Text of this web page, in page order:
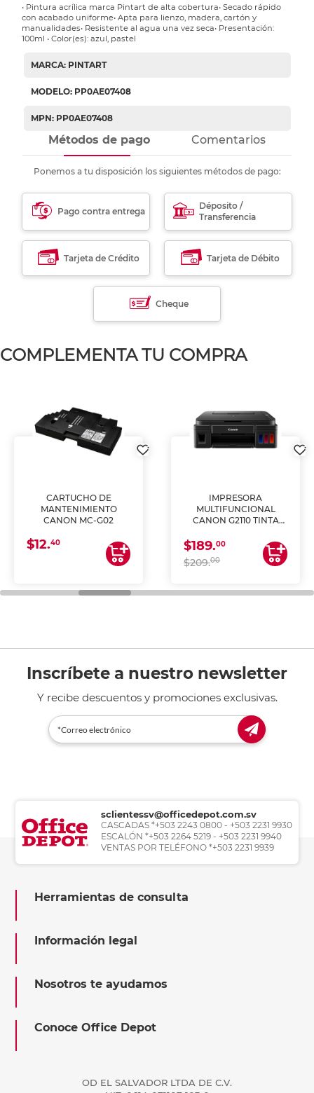
• Pintura acrílica marca Pintart de alta cobertura• Secado rápido
con acabado uniforme• Apta para lienzo, madera, cartón y
manualidades• Resistente al agua una vez seca• Presentación:
100ml • Color(es): azul, pastel
MARCA: PINTART
MODELO: PP0AE07408
MPN: PP0AE07408
Métodos de pago Comentarios
Ponemos a tu disposición los siguientes métodos de pago:
Pago contra entrega
Déposito /
Transferencia
Tarjeta de Crédito Tarjeta de Débito
Cheque
COMPLEMENTA TU COMPRA
CARTUCHO DE
MANTENIMIENTO
CANON MC-G02
$12.40
IMPRESORA
MULTIFUNCIONAL
CANON G2110 TINTA
$189.00
$209.00
Inscríbete a nuestro newsletter
Y recibe descuentos y promociones exclusivas.
sclientessv@officedepot.com.sv
CASCADAS *+503 2243 0800 - +503 2231 9930
ESCALÓN *+503 2264 5219 - +503 2231 9940
VENTAS POR TELÉFONO *+503 2231 9939
Herramientas de consulta
Información legal
Nosotros te ayudamos
Conoce Office Depot
OD EL SALVADOR LTDA DE C.V.